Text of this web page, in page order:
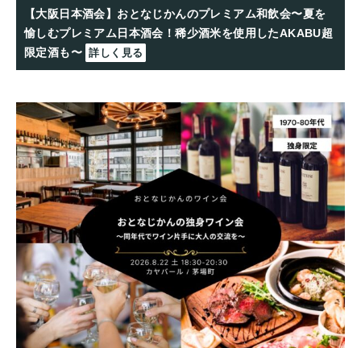
【大阪日本酒会】おとなじかんのプレミアム和飲会〜夏を
愉しむプレミアム日本酒会！稀少酒米を使用したAKABU超
限定酒も〜 詳しく見る